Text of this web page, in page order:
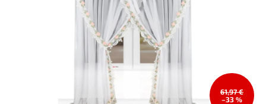
61,97 €
–33 %